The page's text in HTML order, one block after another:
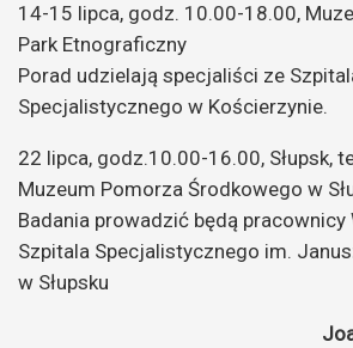
14-15 lipca, godz. 10.00-18.00,
Park Etnograficzny
Porad udzielają specjaliści ze
Specjalistycznego w Kościerzynie.
22 lipca, godz.10.00-16.00, Słupsk,
Muzeum Pomorza Środkowego w
Badania prowadzić będą
Szpitala Specjalistycznego im.
w Słupsku